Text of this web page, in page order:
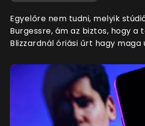
Egyelőre nem tudni, melyik
Burgessre, ám az biztos, hogy
Blizzardnál óriási űrt hagy maga